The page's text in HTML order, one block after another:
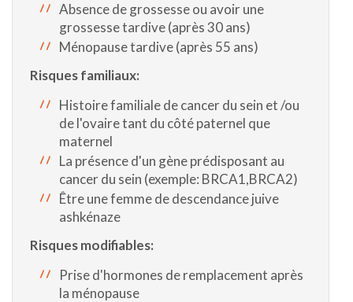
Absence de grossesse ou avoir une
grossesse tardive (après 30 ans)
Ménopause tardive (après 55 ans)
Risques familiaux:
Histoire familiale de cancer du sein et /ou
de l'ovaire tant du côté paternel que
maternel
La présence d'un gène prédisposant au
cancer du sein (exemple: BRCA1,BRCA2)
Être une femme de descendance juive
ashkénaze
Risques modifiables:
Prise d'hormones de remplacement après
la ménopause